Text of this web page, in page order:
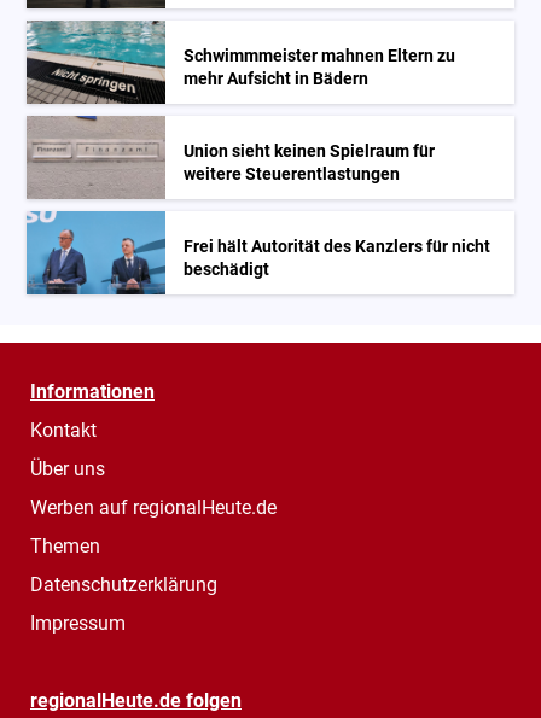
Schwimmmeister mahnen Eltern zu
mehr Aufsicht in Bädern
Union sieht keinen Spielraum für
weitere Steuerentlastungen
Frei hält Autorität des Kanzlers für nicht
beschädigt
Informationen
Kontakt
Über uns
Werben auf regionalHeute.de
Themen
Datenschutzerklärung
Impressum
regionalHeute.de folgen